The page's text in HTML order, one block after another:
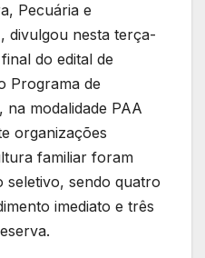
Pecuária e
divulgou nesta terça-
do edital de
Programa de
na modalidade PAA
organizações
familiar foram
sendo quatro
imediato e três